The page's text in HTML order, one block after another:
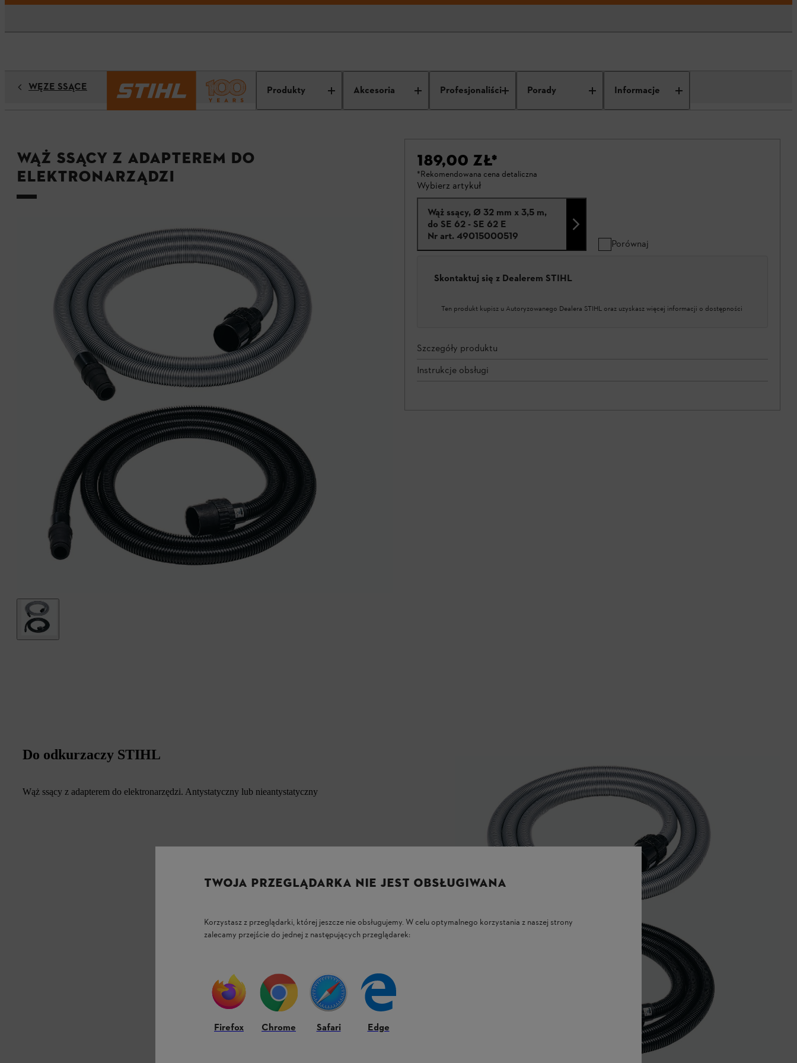
Produkty Akcesoria Profesjonaliści Porady Informacje
WĘŻE SSĄCE
Wąż ssący z adapterem do
elektronarządzi
189,00 ZŁ*
*Rekomendowana cena detaliczna
Wybierz artykuł
Wąż ssący, Ø 32 mm x 3,5 m,
do SE 62 - SE 62 E
Nr art. 49015000519
Porównaj
Skontaktuj się z Dealerem STIHL
Ten produkt kupisz u Autoryzowanego Dealera STIHL oraz uzyskasz więcej informacji o dostępności
Szczegóły produktu
Instrukcje obsługi
Do odkurzaczy STIHL
Wąż ssący z adapterem do elektronarzędzi. Antystatyczny lub nieantystatyczny
TWOJA PRZEGLĄDARKA NIE JEST OBSŁUGIWANA
Korzystasz z przeglądarki, której jeszcze nie obsługujemy. W celu optymalnego korzystania z naszej strony
zalecamy przejście do jednej z następujących przeglądarek:
Firefox Chrome Safari Edge